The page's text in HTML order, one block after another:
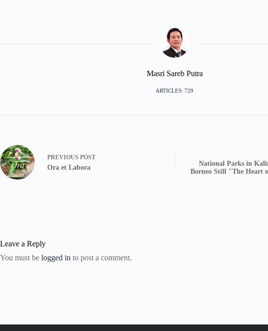
Masri Sareb Putra
ARTICLES: 729
PREVIOUS POST
Ora et Labora
National Parks in
Borneo Still "The Heart
Leave a Reply
You must be logged in to post a comment.